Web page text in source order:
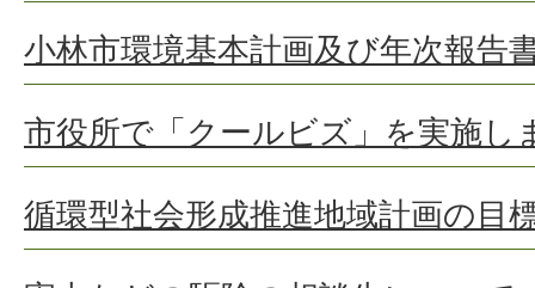
小林市環境基本計画及び年次報告
市役所で「クールビズ」を実施し
循環型社会形成推進地域計画の目